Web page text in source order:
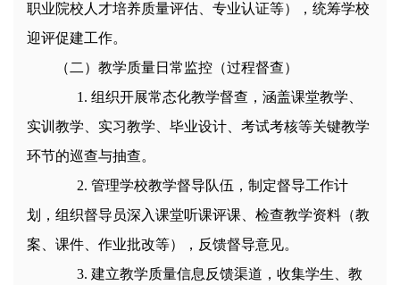
职业院校人才培养质量评估、专业认证等），统筹学校
迎评促建工作。
（二）教学质量日常监控（过程督查）
1 . 组织开展常态化教学督查，涵盖课堂教学、
实训教学、实习教学、毕业设计、考试考核等关键教学
环节的巡查与抽查。
2. 管理学校教学督导队伍，制定督导工作计
划，组织督导员深入课堂听课评课、检查教学资料（教
案、课件、作业批改等），反馈督导意见。
3. 建立教学质量信息反馈渠道，收集学生、教